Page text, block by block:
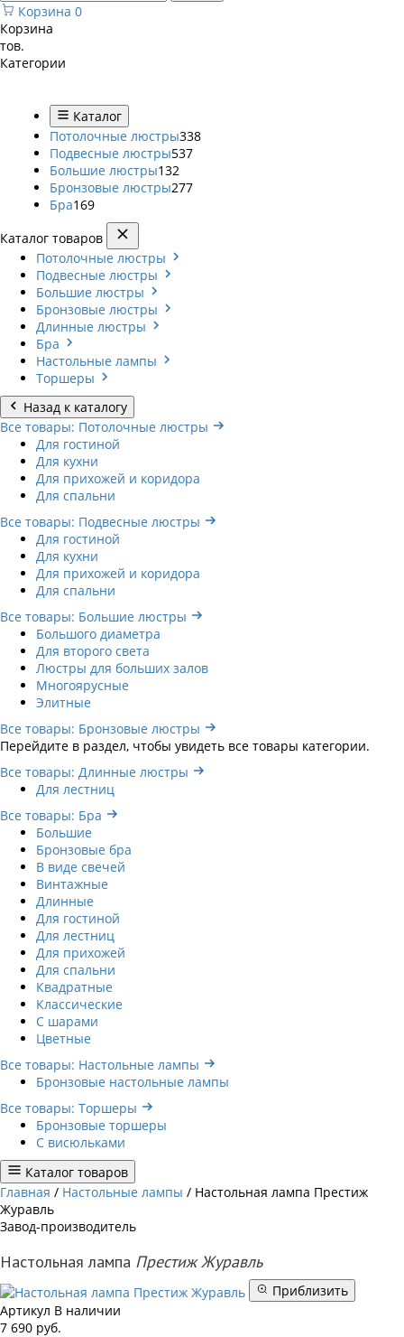
Корзина 0
Корзина
тов.
Категории
Каталог
Потолочные люстры338
Подвесные люстры537
Большие люстры132
Бронзовые люстры277
Бра169
Каталог товаров
Потолочные люстры
Подвесные люстры
Большие люстры
Бронзовые люстры
Длинные люстры
Бра
Настольные лампы
Торшеры
Назад к каталогу
Все товары: Потолочные люстры
Для гостиной
Для кухни
Для прихожей и коридора
Для спальни
Все товары: Подвесные люстры
Для гостиной
Для кухни
Для прихожей и коридора
Для спальни
Все товары: Большие люстры
Большого диаметра
Для второго света
Люстры для больших залов
Многоярусные
Элитные
Все товары: Бронзовые люстры
Перейдите в раздел, чтобы увидеть все товары категории.
Все товары: Длинные люстры
Для лестниц
Все товары: Бра
Большие
Бронзовые бра
В виде свечей
Винтажные
Длинные
Для гостиной
Для лестниц
Для прихожей
Для спальни
Квадратные
Классические
С шарами
Цветные
Все товары: Настольные лампы
Бронзовые настольные лампы
Все товары: Торшеры
Бронзовые торшеры
С висюльками
Каталог товаров
Главная / Настольные лампы / Настольная лампа Престиж
Журавль
Завод-производитель
Настольная лампа Престиж Журавль
Приблизить
Артикул В наличии
7 690 руб.